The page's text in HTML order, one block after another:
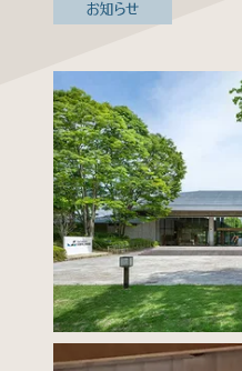
企業情報
よくあるご質問
個人情報保護方針サイトマ
お知らせ